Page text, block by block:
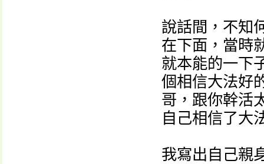
說話間，不知
在下面，當時
就本能的一下
個相信大法好
哥，跟你幹活
自己相信了大
我寫出自己親